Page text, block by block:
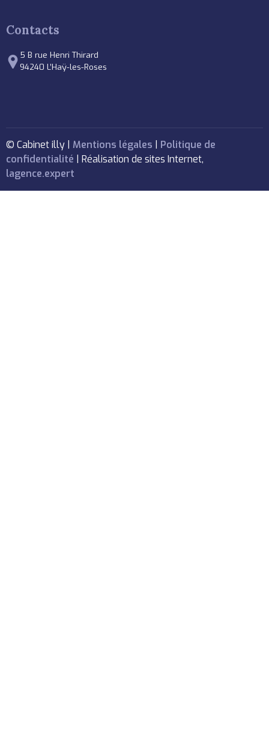
Contacts
5 B rue Henri Thirard
94240 L’Haÿ-les-Roses
© Cabinet illy | Mentions légales
Politique de
confidentialité | Réalisation de sites Internet,
lagence.expert